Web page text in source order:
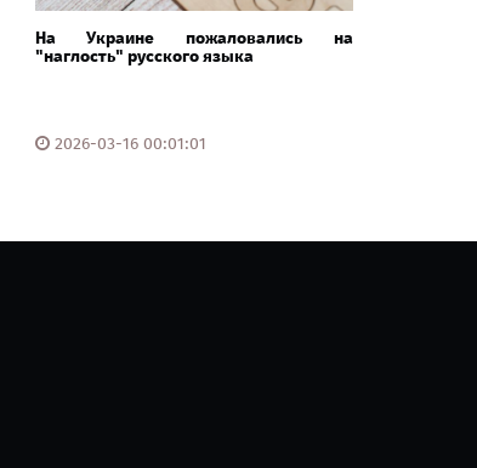
На Украине пожаловались на
"наглость" русского языка
2026-03-16 00:01:01